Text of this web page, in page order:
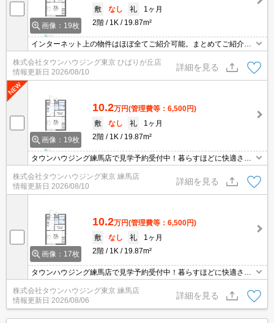
画像：19枚
敷
なし 礼
1ヶ月
2階
1K 19.87m²
インターネット上の物件はほぼ全てご紹介可能。まとめてご紹介致
します。お気軽にお問合せください。お部屋探しは情報量地域ナン
バー1のタウンハウジングまで。
株式会社タウンハウジング東京 ひばりが丘店
情報更新日 2026/08/10
詳細を見る
画像：19枚
10.2万円(管理費等：6,500円)
敷
なし 礼
1ヶ月
2階
1K 19.87m²
タウンハウジング練馬店で見学予約受付中！暮らすほどに快適さを
実感できる設備仕様！駅前商業施設の多さ！日常の買い物に便利！
株式会社タウンハウジング東京 練馬店
情報更新日 2026/08/10
詳細を見る
画像：17枚
10.2万円(管理費等：6,500円)
敷
なし 礼
1ヶ月
2階
1K 19.87m²
タウンハウジング練馬店で見学予約受付中！暮らすほどに快適さを
実感できる設備仕様！駅前商業施設の多さ！日常の買い物に便利！
株式会社タウンハウジング東京 練馬店
情報更新日 2026/08/06
詳細を見る